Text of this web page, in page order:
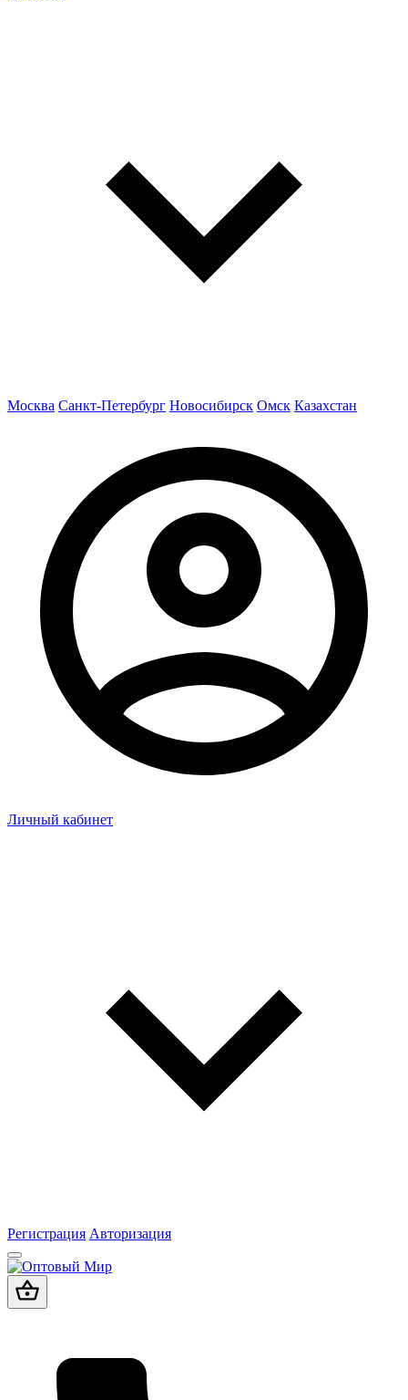
Москва Санкт-Петербург Новосибирск Омск Казахстан
Личный кабинет
Регистрация Авторизация